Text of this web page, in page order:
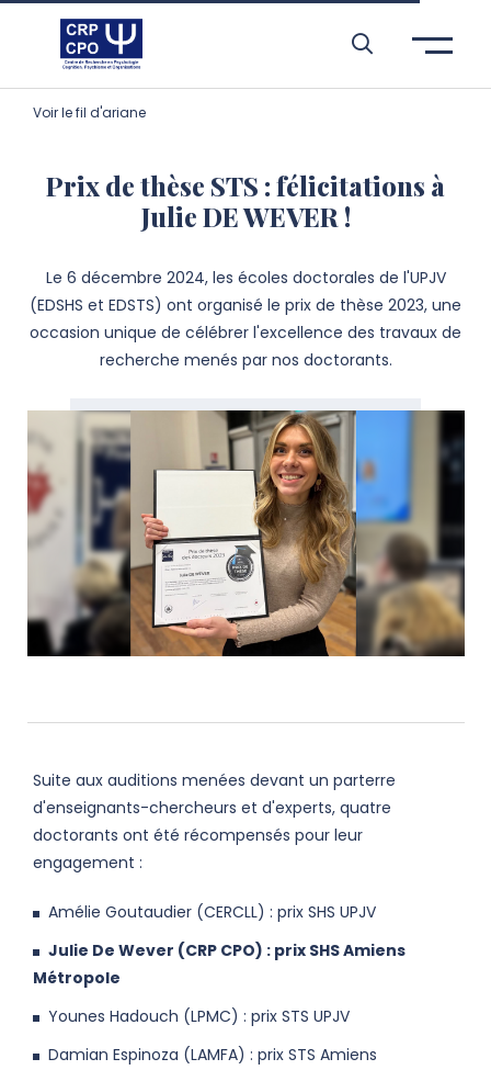
Aller à l’entête de page
Aller au menu principale
Aller au contenu principal
Aller à la recherche
Passer aux cookies
Aller au pied de page
Voir le fil d'ariane
Prix de thèse STS : félicitations à
Julie DE WEVER !
Le 6 décembre 2024, les écoles doctorales de l'UPJV
(EDSHS et EDSTS) ont organisé le prix de thèse 2023, une
occasion unique de célébrer l'excellence des travaux de
recherche menés par nos doctorants.
Suite aux auditions menées devant un parterre
d'enseignants-chercheurs et d'experts, quatre
doctorants ont été récompensés pour leur
engagement :
Amélie Goutaudier (CERCLL) : prix SHS UPJV
Julie De Wever (CRP CPO) : prix SHS Amiens
Métropole
Younes Hadouch (LPMC) : prix STS UPJV
Damian Espinoza (LAMFA) : prix STS Amiens